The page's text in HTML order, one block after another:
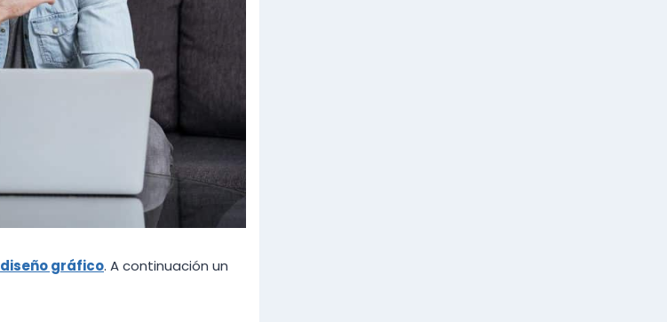
diseño gráfico. A continuación un